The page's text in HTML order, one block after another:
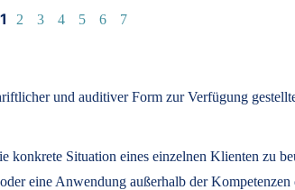
1 2 3 4 5 6 7
und auditiver Form zur Verfügung
Situation eines einzelnen Klienten zu
eine Anwendung außerhalb der Kompetenzen